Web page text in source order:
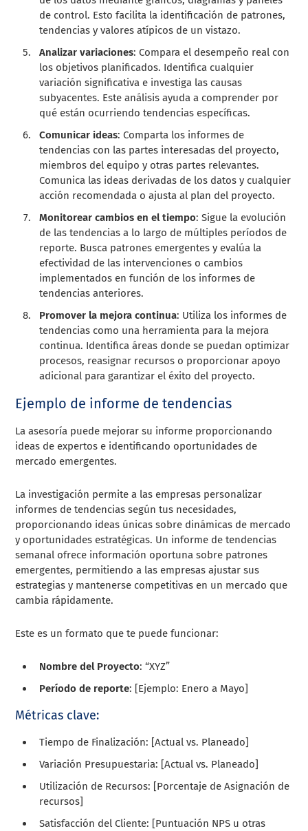
de control. Esto facilita la identificación de patrones,
tendencias y valores atípicos de un vistazo.
Analizar variaciones: Compara el desempeño real con
los objetivos planificados. Identifica cualquier
variación significativa e investiga las causas
subyacentes. Este análisis ayuda a comprender por
qué están ocurriendo tendencias específicas.
Comunicar ideas: Comparta los informes de
tendencias con las partes interesadas del proyecto,
miembros del equipo y otras partes relevantes.
Comunica las ideas derivadas de los datos y cualquier
acción recomendada o ajusta al plan del proyecto.
Monitorear cambios en el tiempo: Sigue la evolución
de las tendencias a lo largo de múltiples períodos de
reporte. Busca patrones emergentes y evalúa la
efectividad de las intervenciones o cambios
implementados en función de los informes de
tendencias anteriores.
Promover la mejora continua: Utiliza los informes de
tendencias como una herramienta para la mejora
continua. Identifica áreas donde se puedan optimizar
procesos, reasignar recursos o proporcionar apoyo
adicional para garantizar el éxito del proyecto.
Ejemplo de informe de tendencias
La asesoría puede mejorar su informe proporcionando
ideas de expertos e identificando oportunidades de
mercado emergentes.
La investigación permite a las empresas personalizar
informes de tendencias según tus necesidades,
proporcionando ideas únicas sobre dinámicas de mercado
y oportunidades estratégicas. Un informe de tendencias
semanal ofrece información oportuna sobre patrones
emergentes, permitiendo a las empresas ajustar sus
estrategias y mantenerse competitivas en un mercado que
cambia rápidamente.
Este es un formato que te puede funcionar:
Nombre del Proyecto: “XYZ”
Período de reporte: [Ejemplo: Enero a Mayo]
Métricas clave:
Tiempo de Finalización: [Actual vs. Planeado]
Variación Presupuestaria: [Actual vs. Planeado]
Utilización de Recursos: [Porcentaje de Asignación de
recursos]
Satisfacción del Cliente: [Puntuación NPS u otras